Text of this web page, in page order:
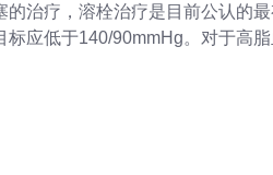
治疗，溶栓治疗是目前公认的
应低于140/90mmHg。对于高